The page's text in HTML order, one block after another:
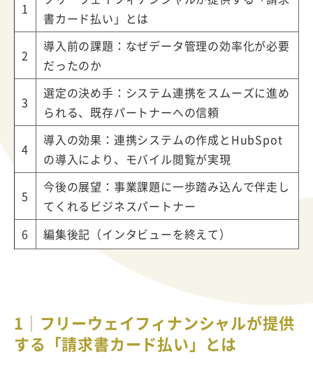
1
書カード払い」とは
2
導入前の課題：なぜデータ管理の効率化が必要
だったのか
3
選定の決め手：システム連携をスムーズに進め
られる、既存パートナーへの信頼
4
導入の効果：連携システムの作成とHubSpot
の導入により、モバイル閲覧が実現
5
今後の展望：事業課題に一歩踏み込んで伴走し
てくれるビジネスパートナー
6
編集後記（インタビューを終えて）
1｜フリーウェイフィナンシャルが提供
する「請求書カード払い」とは